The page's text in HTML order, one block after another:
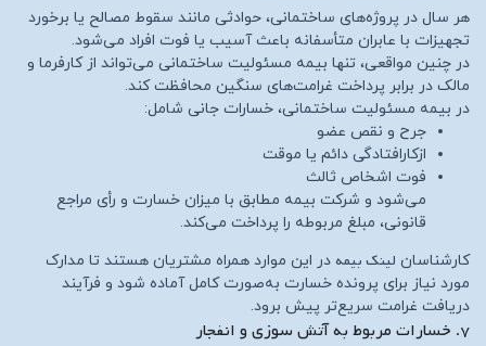
هر سال در پروژه‌های ساختمانی، حوادثی مانند سقوط مصالح یا برخورد
تجهیزات با عابران متأسفانه باعث آسیب یا فوت افراد می‌شود.
در چنین مواقعی، تنها بیمه مسئولیت ساختمانی می‌تواند از کارفرما و
مالک در برابر پرداخت غرامت‌های سنگین محافظت کند.
در بیمه مسئولیت ساختمانی، خسارات جانی شامل:
جرح و نقص عضو
ازکارافتادگی دائم یا موقت
فوت اشخاص ثالث
می‌شود و شرکت بیمه مطابق با میزان خسارت و رأی مراجع
قانونی، مبلغ مربوطه را پرداخت می‌کند.
کارشناسان لینک بیمه در این موارد همراه مشتریان هستند تا مدارک
مورد نیاز برای پرونده خسارت به‌صورت کامل آماده شود و فرآیند
دریافت غرامت سریع‌تر پیش برود.
۷. خسارات مربوط به آتش‌ سوزی و انفجار